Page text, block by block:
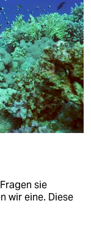
sie
wir eine. Diese